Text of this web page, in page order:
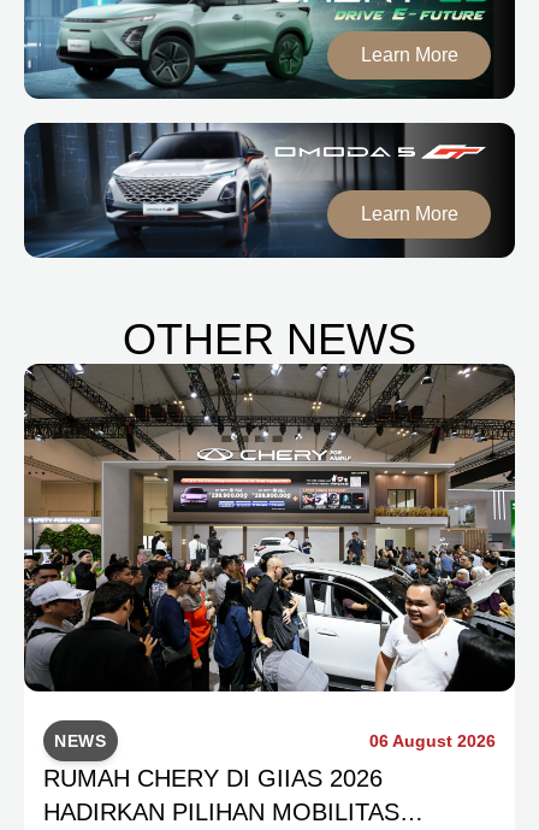
Learn More
Learn More
OTHER NEWS
NEWS 06 August 2026
RUMAH CHERY DI GIIAS 2026
HADIRKAN PILIHAN MOBILITAS